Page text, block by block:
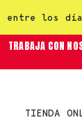
entre los
TRABAJA CON
TIENDA